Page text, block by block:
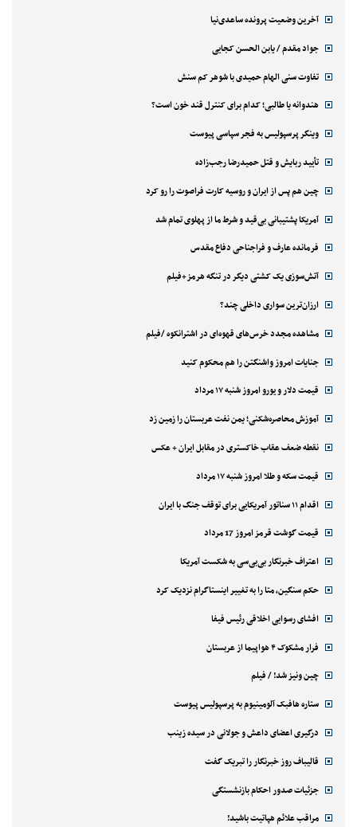
آخرین وضعیت پرونده ساعدی‌نیا
جواد مقدم / یابن الحسن کجایی
تفاوت سنی الهام حمیدی با شوهر کم سنش
هندوانه یا طالبی؛ کدام‌ برای کنترل قند خون است؟
وینگر پرسپولیس به فجر سپاسی پیوست
تأیید ربایش و قتل حمیدرضا رجب‌زاده
چین هم پس از ایران و روسیه کارت فراصوت را رو کرد
آمریکا پشتیبانی بی‌قید و شرط ما از پهلوی تمام شد
فرمانده عارف و فراجناحی دفاع مقدس
آتش‌سوزی یک کشتی دیگر در تنگه هرمز+فیلم
ارزان‌ترین سواری داخلی چند؟
مشاهده مجدد خرس‌های قهوه‌ای در اشترانکوه /فیلم
جنایات امروز واشنگتن را هم محکوم کنید
قیمت دلار و یورو امروز شنبه ۱۷ مرداد
آموزش محاصره‌شکنی؛ یمن نفت عربستان را زمین زد
نقطه ضعف عقاب خاکستری در مقابل ایران + عکس
قیمت سکه و طلا امروز شنبه ۱۷ مرداد
اقدام ۱۱ سناتور آمریکایی برای توقف جنگ با ایران
قیمت گوشت قرمز امروز 17 مرداد
اعتراف خبرنگار بی‌بی‌سی به شکست آمریکا
حکم سنگین، متا را به تغییر اینستاگرام نزدیک کرد
افشای رسوایی اخلاقی رئیس فیفا
فرار مشکوک ۴ هواپیما از عربستان
چین ونیز شد! / فیلم
ستاره هافبک آلومینیوم به پرسپولیس پیوست
درگیری اعضای داعش و جولانی در سیده زینب
قالیباف روز خبرنگار را تبریک گفت
جزئیات صدور احکام بازنشستگی
مراقب علائم هپاتیت باشید!